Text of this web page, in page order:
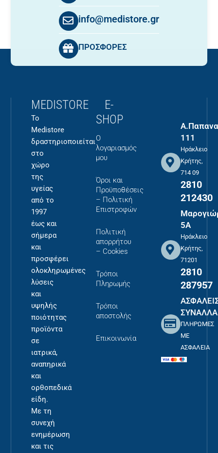
info@medistore.gr
ΠΡΟΣΦΟΡΕΣ
MEDISTORE
Το
Medistore
δραστηριοποιείται
στο
χώρο
της
υγείας
από το
1997
έως και
σήμερα
και
προσφέρει
ολοκληρωμένες
λύσεις
και
υψηλής
ποιότητας
προϊόντα
σε
ιατρικά,
αναπηρικά
και
ορθοπεδικά
είδη.
Με τη
συνεχή
ενημέρωση
και τις
E-
SHOP
Ο
λογαριασμός
μου
Όροι και
Προϋποθέσεις
– Πολιτική
Επιστροφών
Πολιτική
απορρήτου
– Cookies
Τρόποι
Πληρωμής
Τρόποι
αποστολής
Επικοινωνία
111
Ηράκλειο
Κρήτης,
714 09
2810
212430
5Α
Ηράκλειο
Κρήτης,
71201
2810
287957
ΠΛΗΡΩΜΕΣ
ΜΕ
ΑΣΦΑΛΕΙΑ